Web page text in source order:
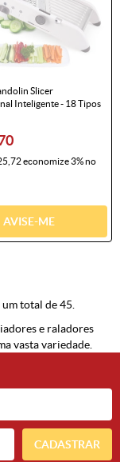
Slicer
Inteligente - 18 Tipos
economize3%no
AVISE-ME
total de 45.
e raladores
vasta variedade.
CADASTRAR